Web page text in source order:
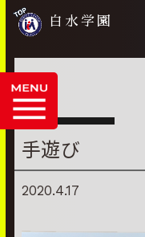
白水学園
手遊び
2020.4.17